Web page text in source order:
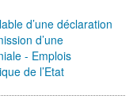
d’une déclaration
d’une
- Emplois
de l’Etat